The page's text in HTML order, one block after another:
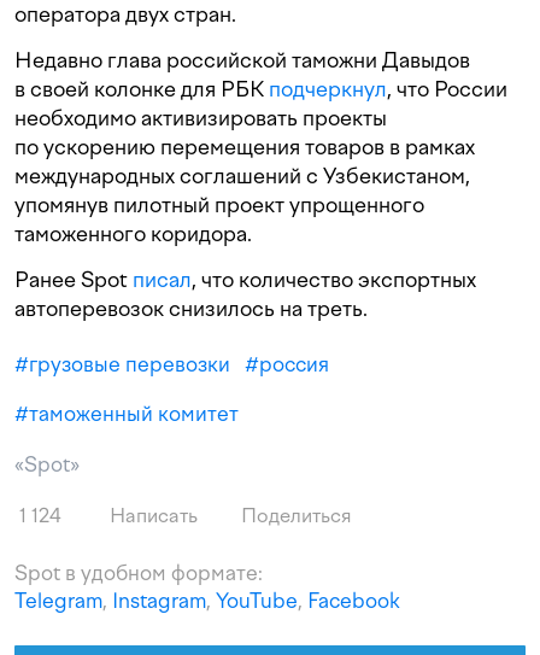
оператора двух стран.
Недавно глава российской таможни Давыдов
в своей колонке для РБК подчеркнул, что России
необходимо активизировать проекты
по ускорению перемещения товаров в рамках
международных соглашений с Узбекистаном,
упомянув пилотный проект упрощенного
таможенного коридора.
Ранее Spot писал, что количество экспортных
автоперевозок снизилось на треть.
#грузовые перевозки #россия
#таможенный комитет
«Spot»
1 124 Написать Поделиться
Spot в удобном формате:
Telegram, Instagram, YouTube, Facebook